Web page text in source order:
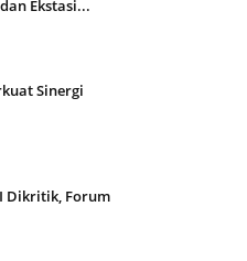
Ekstasi...
Sinergi
Dikritik, Forum